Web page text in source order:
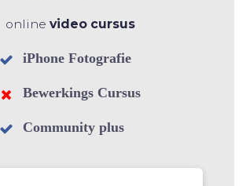
online video cursus
iPhone Fotografie
Bewerkings Cursus
Community plus